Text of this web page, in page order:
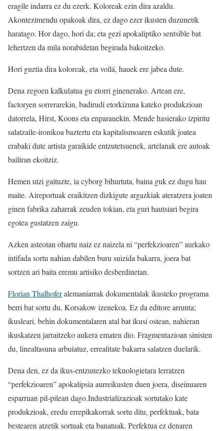
eragile indarra ez du ezerk. Koloreak ezin dira azaldu.
Akontezimendu opakoak dira, ez dago ezer ikusten duzunetik
haratago. Hor dago, hori da; eta gezi apokaliptiko sentsible bat
lehertzen da mila norabidetan begirada bakoitzeko.
Hori guztia dira koloreak, eta voilá, hauek ere jabea dute.
Dena zegoen kalkulatua gu etorri ginenerako. Artean ere,
factoryen sorrerarekin, badirudi etorkizuna kateko produkzioan
datorrela, Hirst, Koons eta enparauekin. Mende hasierako izpiritu
salatzaile-ironikoa baztertu eta kapitalismoaren eskutik joatea
erabaki dute artista garaikide entzutetsuenek, artelanak ere autoak
bailiran ekoitziz.
Hemen utzi gaituzte, ia cyborg bihurtuta, baina guk ez dugu hau
maite. Aireportuak eraikitzen dizkigute argazkiak ateratzera joaten
ginen fabrika zaharrak zeuden tokian, eta guri hautsiari begira
egotea gustatzen zaigu.
Azken asteotan ohartu naiz ez naizela ni “perfekzioaren” aurkako
intifada sortu nahian dabilen buru suizida bakarra, joera bat
sortzen ari baita eremu artisiko desberdinetan.
Florian Thalhoferalemaniarrak dokumentalak ikusteko programa
berri bat sortu du, Korsakow izenekoa. Ez da editore arrunta;
ikusleari, behin dokumentalaren atal bat ikusi ostean, nahieran
ikuskatzen jarraitzeko aukera ematen dio. Fragmentazioan sinisten
du, linealtasuna arbuiatuz, errealitate bakarra salatzen duelarik.
Dena den, ez da ikus-entzunezko teknologietara lerratzen
“perfekzioaren” apokalipsia aurreikusten duen joera, diseinuaren
esparruan pil-pilean dago.Industrializazioak sortutako kate
produkzioak, eredu errepikakorrak sortu ditu, perfektuak, bata
bestearen atzetik sortuak eta banatuak. Perfektua ez denaren